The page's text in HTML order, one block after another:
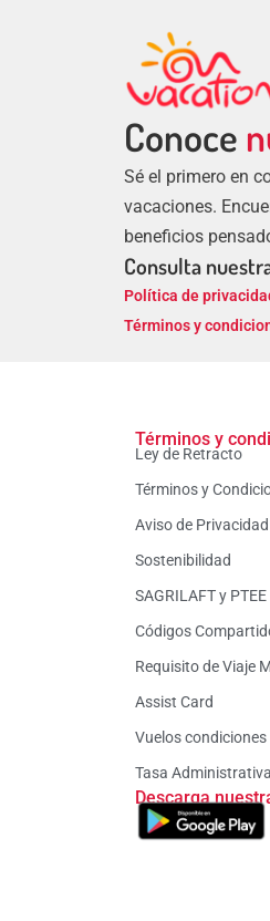
Conoce
Sé el primero en
vacaciones.
beneficios
Consulta
Política de
Términos y
Términos y
Ley de Retracto
Términos y
Aviso de Privacidad
Sostenibilidad
SAGRILAFT y PTEE
Códigos
Requisito de Viaje
Assist Card
Vuelos condiciones
Tasa Administrativa
Descarga